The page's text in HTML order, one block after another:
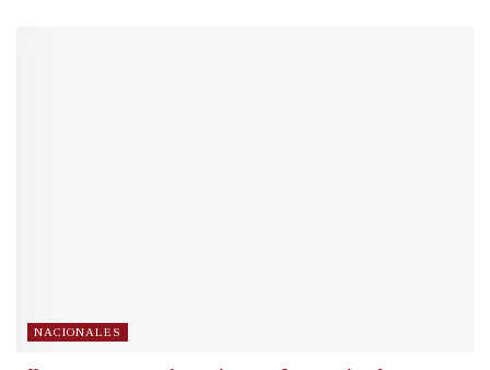
NACIONALES